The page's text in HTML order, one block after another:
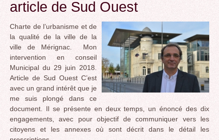
article de Sud Ouest
Charte de l’urbanisme et de
la qualité de la ville de la
ville de Mérignac. Mon
intervention en conseil
Municipal du 29 juin 2018.
Article de Sud Ouest C’est
avec un grand intérêt que je
me suis plongé dans ce
document. Il se présente en deux temps, un énoncé des dix
engagements, avec pour objectif de communiquer vers les
citoyens et les annexes où sont décrit dans le détail les